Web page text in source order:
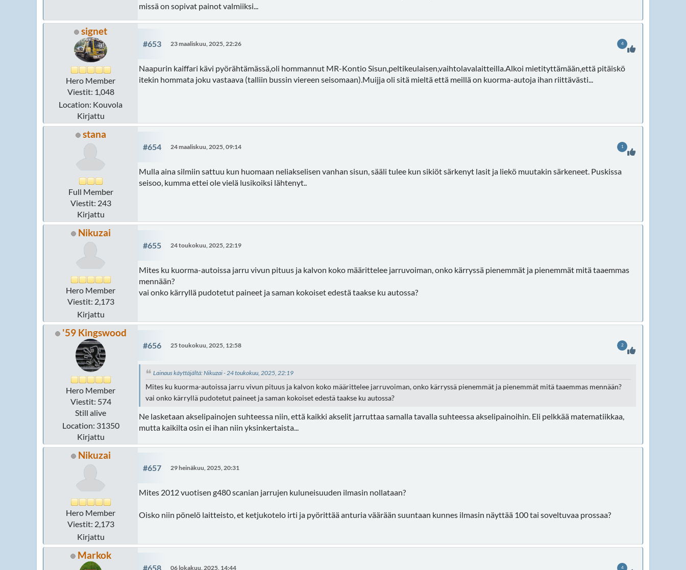
missä on sopivat painot valmiiksi...
signet
Hero Member
Viestit: 1,048
Location: Kouvola
Kirjattu
#653 23 maaliskuu, 2025, 22:26
Naapurin kaiffari kävi pyörähtämässä,oli hommannut MR-Kontio Sisun,peltikeulaisen,vaihtolavalaitteilla.Alkoi mietityttämään,että pitäiskö
itekin hommata joku vastaava (talliin bussin viereen seisomaan).Muijja oli sitä mieltä että meillä on kuorma-autoja ihan riittävästi...
4
stana
Full Member
Viestit: 243
Kirjattu
#654 24 maaliskuu, 2025, 09:14
Mulla aina silmiin sattuu kun huomaan neliakselisen vanhan sisun, sääli tulee kun sikiöt särkenyt lasit ja liekö muutakin särkeneet. Puskissa
seisoo, kumma ettei ole vielä lusikoiksi lähtenyt..
1
Nikuzai
Hero Member
Viestit: 2,173
Kirjattu
#655 24 toukokuu, 2025, 22:19
Mites ku kuorma-autoissa jarru vivun pituus ja kalvon koko määrittelee jarruvoiman, onko kärryssä pienemmät ja pienemmät mitä taaemmas
mennään?
vai onko kärryllä pudotetut paineet ja saman kokoiset edestä taakse ku autossa?
'59 Kingswood
Hero Member
Viestit: 574
Still alive
Location: 31350
Kirjattu
#656 25 toukokuu, 2025, 12:58
Lainaus käyttäjältä: Nikuzai - 24 toukokuu, 2025, 22:19
Mites ku kuorma-autoissa jarru vivun pituus ja kalvon koko määrittelee jarruvoiman, onko kärryssä pienemmät ja pienemmät mitä taaemmas mennään?
vai onko kärryllä pudotetut paineet ja saman kokoiset edestä taakse ku autossa?
Ne lasketaan akselipainojen suhteessa niin, että kaikki akselit jarruttaa samalla tavalla suhteessa akselipainoihin. Eli pelkkää matematiikkaa,
mutta kaikilta osin ei ihan niin yksinkertaista...
2
Nikuzai
Hero Member
Viestit: 2,173
Kirjattu
#657 29 heinäkuu, 2025, 20:31
Mites 2012 vuotisen g480 scanian jarrujen kuluneisuuden ilmasin nollataan?
Oisko niin pönelö laitteisto, et ketjukotelo irti ja pyörittää anturia väärään suuntaan kunnes ilmasin näyttää 100 tai soveltuvaa prossaa?
Markok
#658 06 lokakuu, 2025, 14:44 4